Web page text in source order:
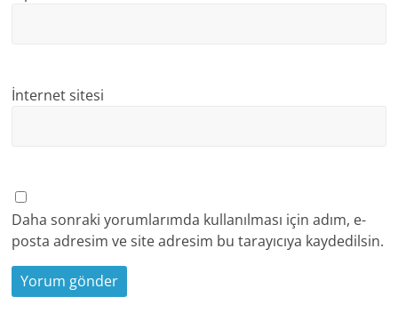
İnternet sitesi
Daha sonraki yorumlarımda kullanılması için adım, e-
posta adresim ve site adresim bu tarayıcıya kaydedilsin.